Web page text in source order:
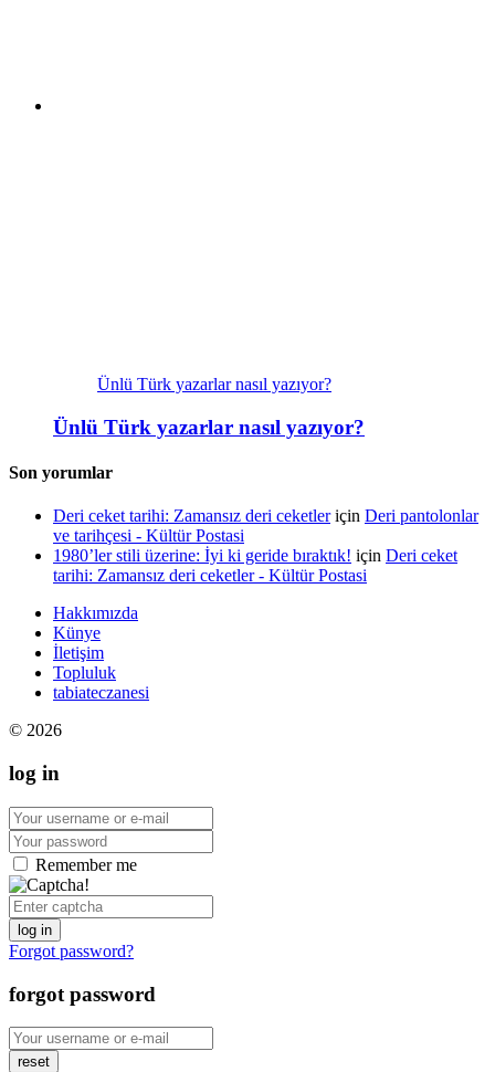
Ünlü Türk yazarlar nasıl yazıyor?
Ünlü Türk yazarlar nasıl yazıyor?
Son yorumlar
Deri ceket tarihi: Zamansız deri ceketleriçin Deri pantolonlar
ve tarihçesi - Kültür Postasi
1980’ler stili üzerine: İyi ki geride bıraktık! için Deri ceket
tarihi: Zamansız deri ceketler - Kültür Postasi
Hakkımızda
Künye
İletişim
Topluluk
tabiateczanesi
© 2026
log in
Remember me
log in
Forgot password?
forgot password
reset